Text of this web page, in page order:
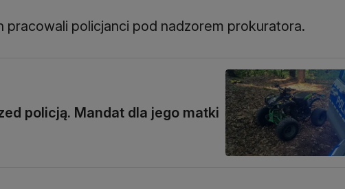
pracowali policjanci pod nadzorem prokuratora.
policją. Mandat dla jego matki